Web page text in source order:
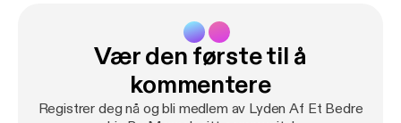
som tidlig buddhisme, fx hvad har du at holde fast i,
når alt forandrer sig? Måske kender du til
buddhisme, men i dette afsnit taler vi også om at
leve det og omsætte det - fx hvad gør man når man
Vær den første til å
kommentere
Registrer deg nå og bli medlem av Lyden Af Et Bedre